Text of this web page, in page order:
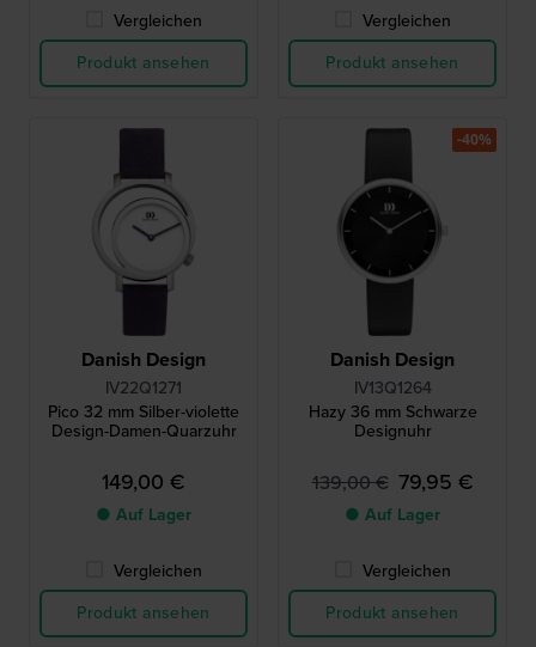
Vergleichen
Produkt ansehen
Vergleichen
Produkt ansehen
Danish Design
IV22Q1271
Pico 32 mm Silber-violette
Design-Damen-Quarzuhr
149,00 €
● Auf Lager
Vergleichen
Produkt ansehen
Danish Design
IV13Q1264
Hazy 36 mm Schwarze
Designuhr
139,00 € 79,95 €
● Auf Lager
Vergleichen
Produkt ansehen
-40%